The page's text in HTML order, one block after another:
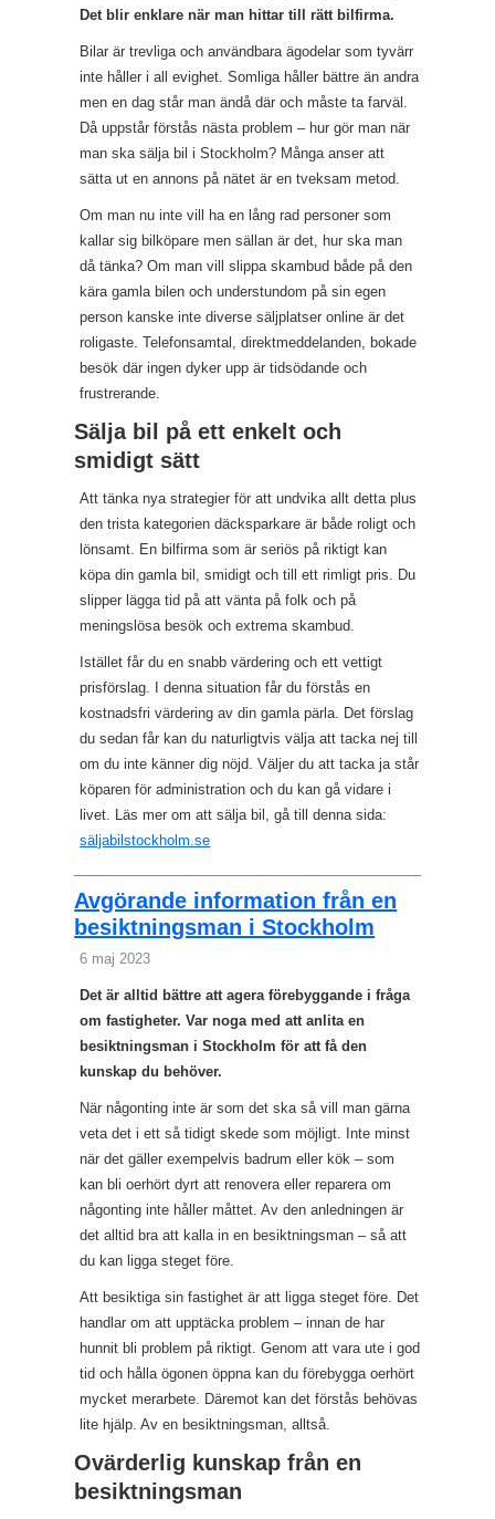
Det blir enklare när man hittar till rätt bilfirma.
Bilar är trevliga och användbara ägodelar som tyvärr
inte håller i all evighet. Somliga håller bättre än andra
men en dag står man ändå där och måste ta farväl.
Då uppstår förstås nästa problem – hur gör man när
man ska sälja bil i Stockholm? Många anser att
sätta ut en annons på nätet är en tveksam metod.
Om man nu inte vill ha en lång rad personer som
kallar sig bilköpare men sällan är det, hur ska man
då tänka? Om man vill slippa skambud både på den
kära gamla bilen och understundom på sin egen
person kanske inte diverse säljplatser online är det
roligaste. Telefonsamtal, direktmeddelanden, bokade
besök där ingen dyker upp är tidsödande och
frustrerande.
Sälja bil på ett enkelt och
smidigt sätt
Att tänka nya strategier för att undvika allt detta plus
den trista kategorien däcksparkare är både roligt och
lönsamt. En bilfirma som är seriös på riktigt kan
köpa din gamla bil, smidigt och till ett rimligt pris. Du
slipper lägga tid på att vänta på folk och på
meningslösa besök och extrema skambud.
Istället får du en snabb värdering och ett vettigt
prisförslag. I denna situation får du förstås en
kostnadsfri värdering av din gamla pärla. Det förslag
du sedan får kan du naturligtvis välja att tacka nej till
om du inte känner dig nöjd. Väljer du att tacka ja står
köparen för administration och du kan gå vidare i
livet. Läs mer om att sälja bil, gå till denna sida:
säljabilstockholm.se
Avgörande information från en
besiktningsman i Stockholm
6 maj 2023
Det är alltid bättre att agera förebyggande i fråga
om fastigheter. Var noga med att anlita en
besiktningsman i Stockholm för att få den
kunskap du behöver.
När någonting inte är som det ska så vill man gärna
veta det i ett så tidigt skede som möjligt. Inte minst
när det gäller exempelvis badrum eller kök – som
kan bli oerhört dyrt att renovera eller reparera om
någonting inte håller måttet. Av den anledningen är
det alltid bra att kalla in en besiktningsman – så att
du kan ligga steget före.
Att besiktiga sin fastighet är att ligga steget före. Det
handlar om att upptäcka problem – innan de har
hunnit bli problem på riktigt. Genom att vara ute i god
tid och hålla ögonen öppna kan du förebygga oerhört
mycket merarbete. Däremot kan det förstås behövas
lite hjälp. Av en besiktningsman, alltså.
Ovärderlig kunskap från en
besiktningsman